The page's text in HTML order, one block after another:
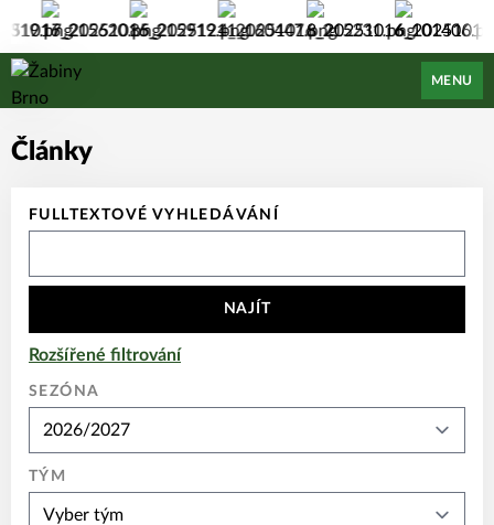
Žabiny Brno
MENU
Články
FULLTEXTOVÉ VYHLEDÁVÁNÍ
NAJÍT
Rozšířené filtrování
SEZÓNA
TÝM